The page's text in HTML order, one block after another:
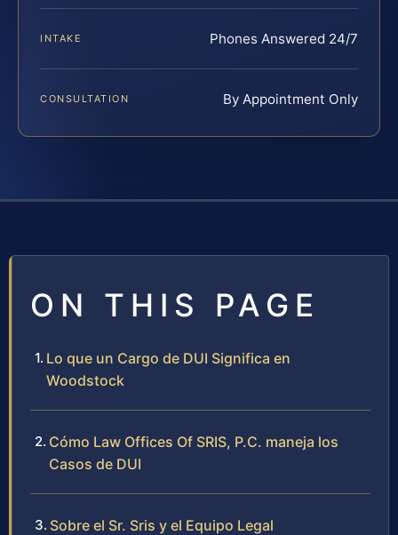
INTAKE Phones Answered 24/7
CONSULTATION By Appointment Only
ON THIS PAGE
Lo que un Cargo de DUI Significa en
Woodstock
Cómo Law Offices Of SRIS, P.C. maneja los
Casos de DUI
Sobre el Sr. Sris y el Equipo Legal